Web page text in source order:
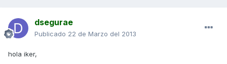
dsegurae
Publicado 22 de Marzo del 2013
hola iker,